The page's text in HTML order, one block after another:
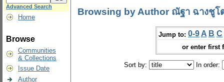
Advanced Search
Home
Browse
Communities
& Collections
Issue Date
Author
Browsing by Author ณัฐา ฉางชูโ
Jump to: 0-9 A B C
or enter first
Sort by: In order: